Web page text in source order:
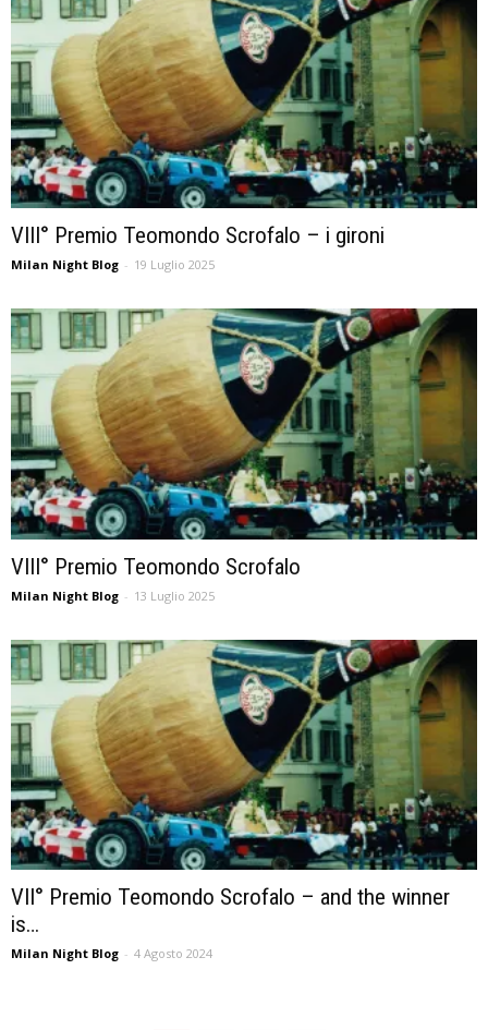
VIII° Premio Teomondo Scrofalo – i gironi
Milan Night Blog - 19 Luglio 2025
VIII° Premio Teomondo Scrofalo
Milan Night Blog - 13 Luglio 2025
VII° Premio Teomondo Scrofalo – and the winner
is…
Milan Night Blog - 4 Agosto 2024